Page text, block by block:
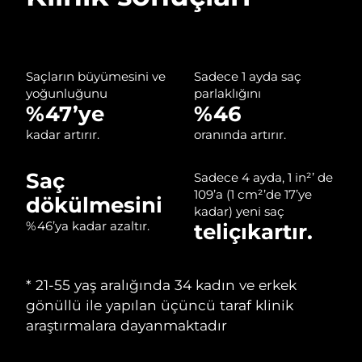
Saçların büyümesini ve
yoğunluğunu
%47’ye
kadar artırır.
Sadece 1 ayda saç
parlaklığını
%46
oranında artırır.
Saç
dökülmesini
%46’ya kadar azaltır.
Sadece 4 ayda, 1 in²’ de
109’a (1 cm²’de 17’ye
kadar) yeni saç
teliçıkartır.
‌* 21-55 yaş aralığında 34 kadın ve erkek
gönüllü ile yapılan üçüncü taraf klinik
araştırmalara dayanmaktadır
Malezya Tahmini teslim tarihi8/12/26
Malta Tahmini teslim tarihi
Monako Tahmini teslim tarihi8/10/26
Hollanda Tahmini teslim tarihi8/9/26
Norveç Tahmini teslim tarihi